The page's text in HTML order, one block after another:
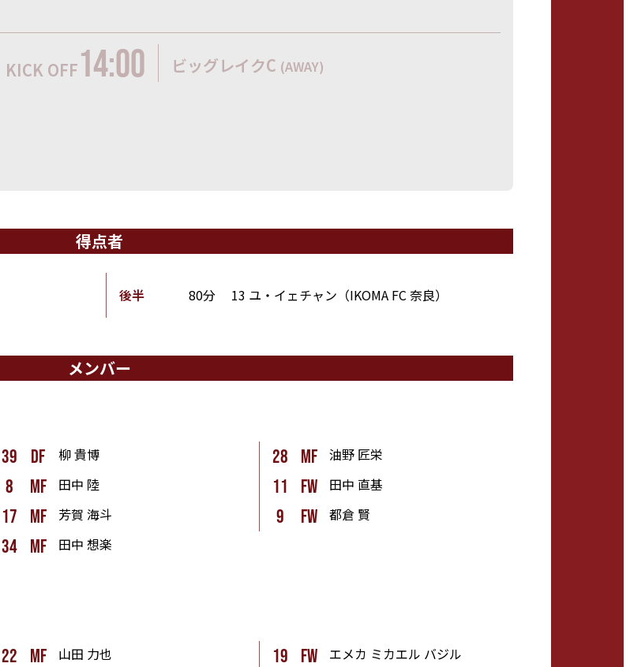
KICK OFF14:00 ビッグレイクC (AWAY)
得点者
後半 80分 13 ユ・イェチャン（IKOMA FC 奈良）
メンバー
39 df 柳 貴博
8 mf 田中 陸
17 mf 芳賀 海斗
34 mf 田中 想楽
28 mf 油野 匠栄
11 fw 田中 直基
9 fw 都倉 賢
22 mf 山田 力也 19 fw エメカ ミカエル バジル